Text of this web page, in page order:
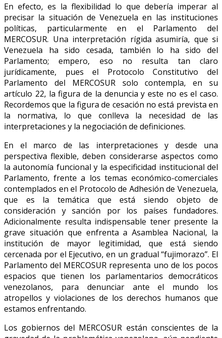
En efecto, es la flexibilidad lo que debería imperar al
precisar la situación de Venezuela en las instituciones
políticas, particularmente en el Parlamento del
MERCOSUR. Una interpretación rígida asumiría, que si
Venezuela ha sido cesada, también lo ha sido del
Parlamento; empero, eso no resulta tan claro
jurídicamente, pues el Protocolo Constitutivo del
Parlamento del MERCOSUR solo contempla, en su
artículo 22, la figura de la denuncia y este no es el caso.
Recordemos que la figura de cesación no está prevista en
la normativa, lo que conlleva la necesidad de las
interpretaciones y la negociación de definiciones.
En el marco de las interpretaciones y desde una
perspectiva flexible, deben considerarse aspectos como
la autonomía funcional y la especificidad institucional del
Parlamento, frente a los temas económico-comerciales
contemplados en el Protocolo de Adhesión de Venezuela,
que es la temática que está siendo objeto de
consideración y sanción por los países fundadores.
Adicionalmente resulta indispensable tener presente la
grave situación que enfrenta a Asamblea Nacional, la
institución de mayor legitimidad, que está siendo
cercenada por el Ejecutivo, en un gradual “fujimorazo”. El
Parlamento del MERCOSUR representa uno de los pocos
espacios que tienen los parlamentarios democráticos
venezolanos, para denunciar ante el mundo los
atropellos y violaciones de los derechos humanos que
estamos enfrentando.
Los gobiernos del MERCOSUR están conscientes de la